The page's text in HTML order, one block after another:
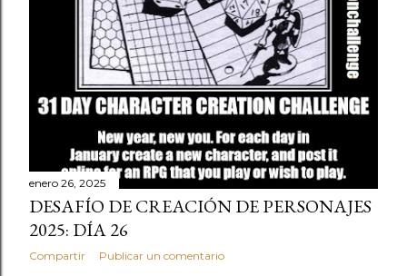
enero 26, 2025
DESAFÍO DE CREACIÓN DE PERSONAJES
2025: DÍA 26
Compartir Publicar un comentario